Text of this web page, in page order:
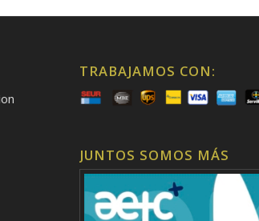
TRABAJAMOS CON:
JUNTOS SOMOS MÁS